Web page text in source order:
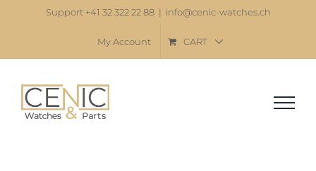
Support +41 32 322 22 88 | info@cenic-watches.ch
My Account CART